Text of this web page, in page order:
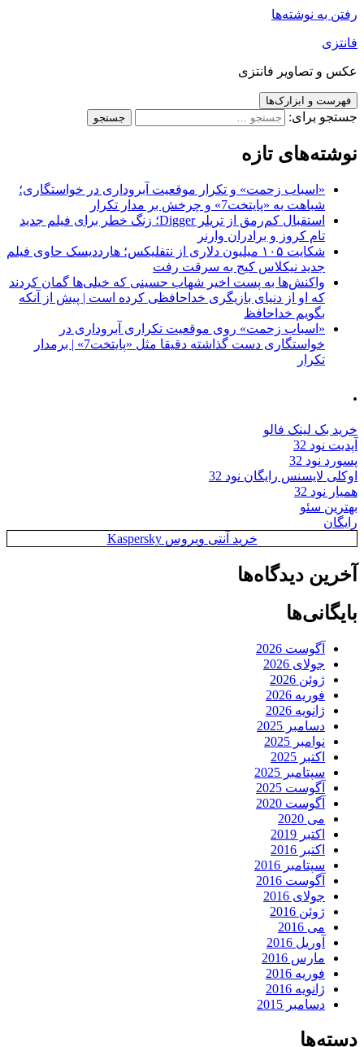
رفتن به نوشته‌ها
فانتزی
عکس و تصاویر فانتزی
فهرست و ابزارک‌ها
جستجو برای:
نوشته‌های تازه
«اسباب زحمت» و تکرار موقعیت آبروداری در خواستگاری؛
شباهت به «پایتخت7» و چرخش بر مدار تکرار
استقبال کم‌رمق از تریلر Digger؛ زنگ خطر برای فیلم جدید
تام کروز و برادران وارنر
شکایت ۱۰۵ میلیون دلاری از نتفلیکس؛ هارددیسک حاوی فیلم
جدید نیکلاس کیج به سرقت رفت
واکنش‌ها به پست اخیر شهاب حسینی که خیلی‌ها گمان کردند
که او از دنیای بازیگری خداحافظی کرده است | پیش از آنکه
بگویم خداحافظ
«اسباب زحمت» روی موقعیت تکراری آبروداری در
خواستگاری دست گذاشته دقیقا مثل «پایتخت7» | برمدار
تکرار
.
خرید بک لینک فالو
آپدیت نود 32
پسورد نود 32
اوکلی لایسنس رایگان نود 32
همیار نود 32
بهترین سئو
رایگان
خرید آنتی ویروس Kaspersky
آخرین دیدگاه‌ها
بایگانی‌ها
آگوست 2026
جولای 2026
ژوئن 2026
فوریه 2026
ژانویه 2026
دسامبر 2025
نوامبر 2025
اکتبر 2025
سپتامبر 2025
آگوست 2025
آگوست 2020
می 2020
اکتبر 2019
اکتبر 2016
سپتامبر 2016
آگوست 2016
جولای 2016
ژوئن 2016
می 2016
آوریل 2016
مارس 2016
فوریه 2016
ژانویه 2016
دسامبر 2015
دسته‌ها